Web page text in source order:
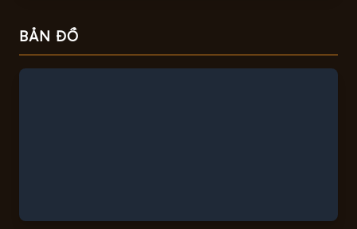
BẢN ĐỒ